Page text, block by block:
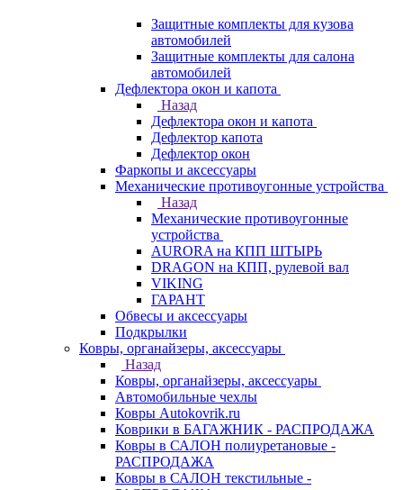
Защитные комплекты для кузова
автомобилей
Защитные комплекты для салона
автомобилей
Дефлектора окон и капота
Назад
Дефлектора окон и капота
Дефлектор капота
Дефлектор окон
Фаркопы и аксессуары
Механические противоугонные устройства
Назад
Механические противоугонные
устройства
AURORA на КПП ШТЫРЬ
DRAGON на КПП, рулевой вал
VIKING
ГАРАНТ
Обвесы и аксессуары
Подкрылки
Ковры, органайзеры, аксессуары
Назад
Ковры, органайзеры, аксессуары
Автомобильные чехлы
Ковры Autokovrik.ru
Коврики в БАГАЖНИК - РАСПРОДАЖА
Ковры в САЛОН полиуретановые -
РАСПРОДАЖА
Ковры в САЛОН текстильные -